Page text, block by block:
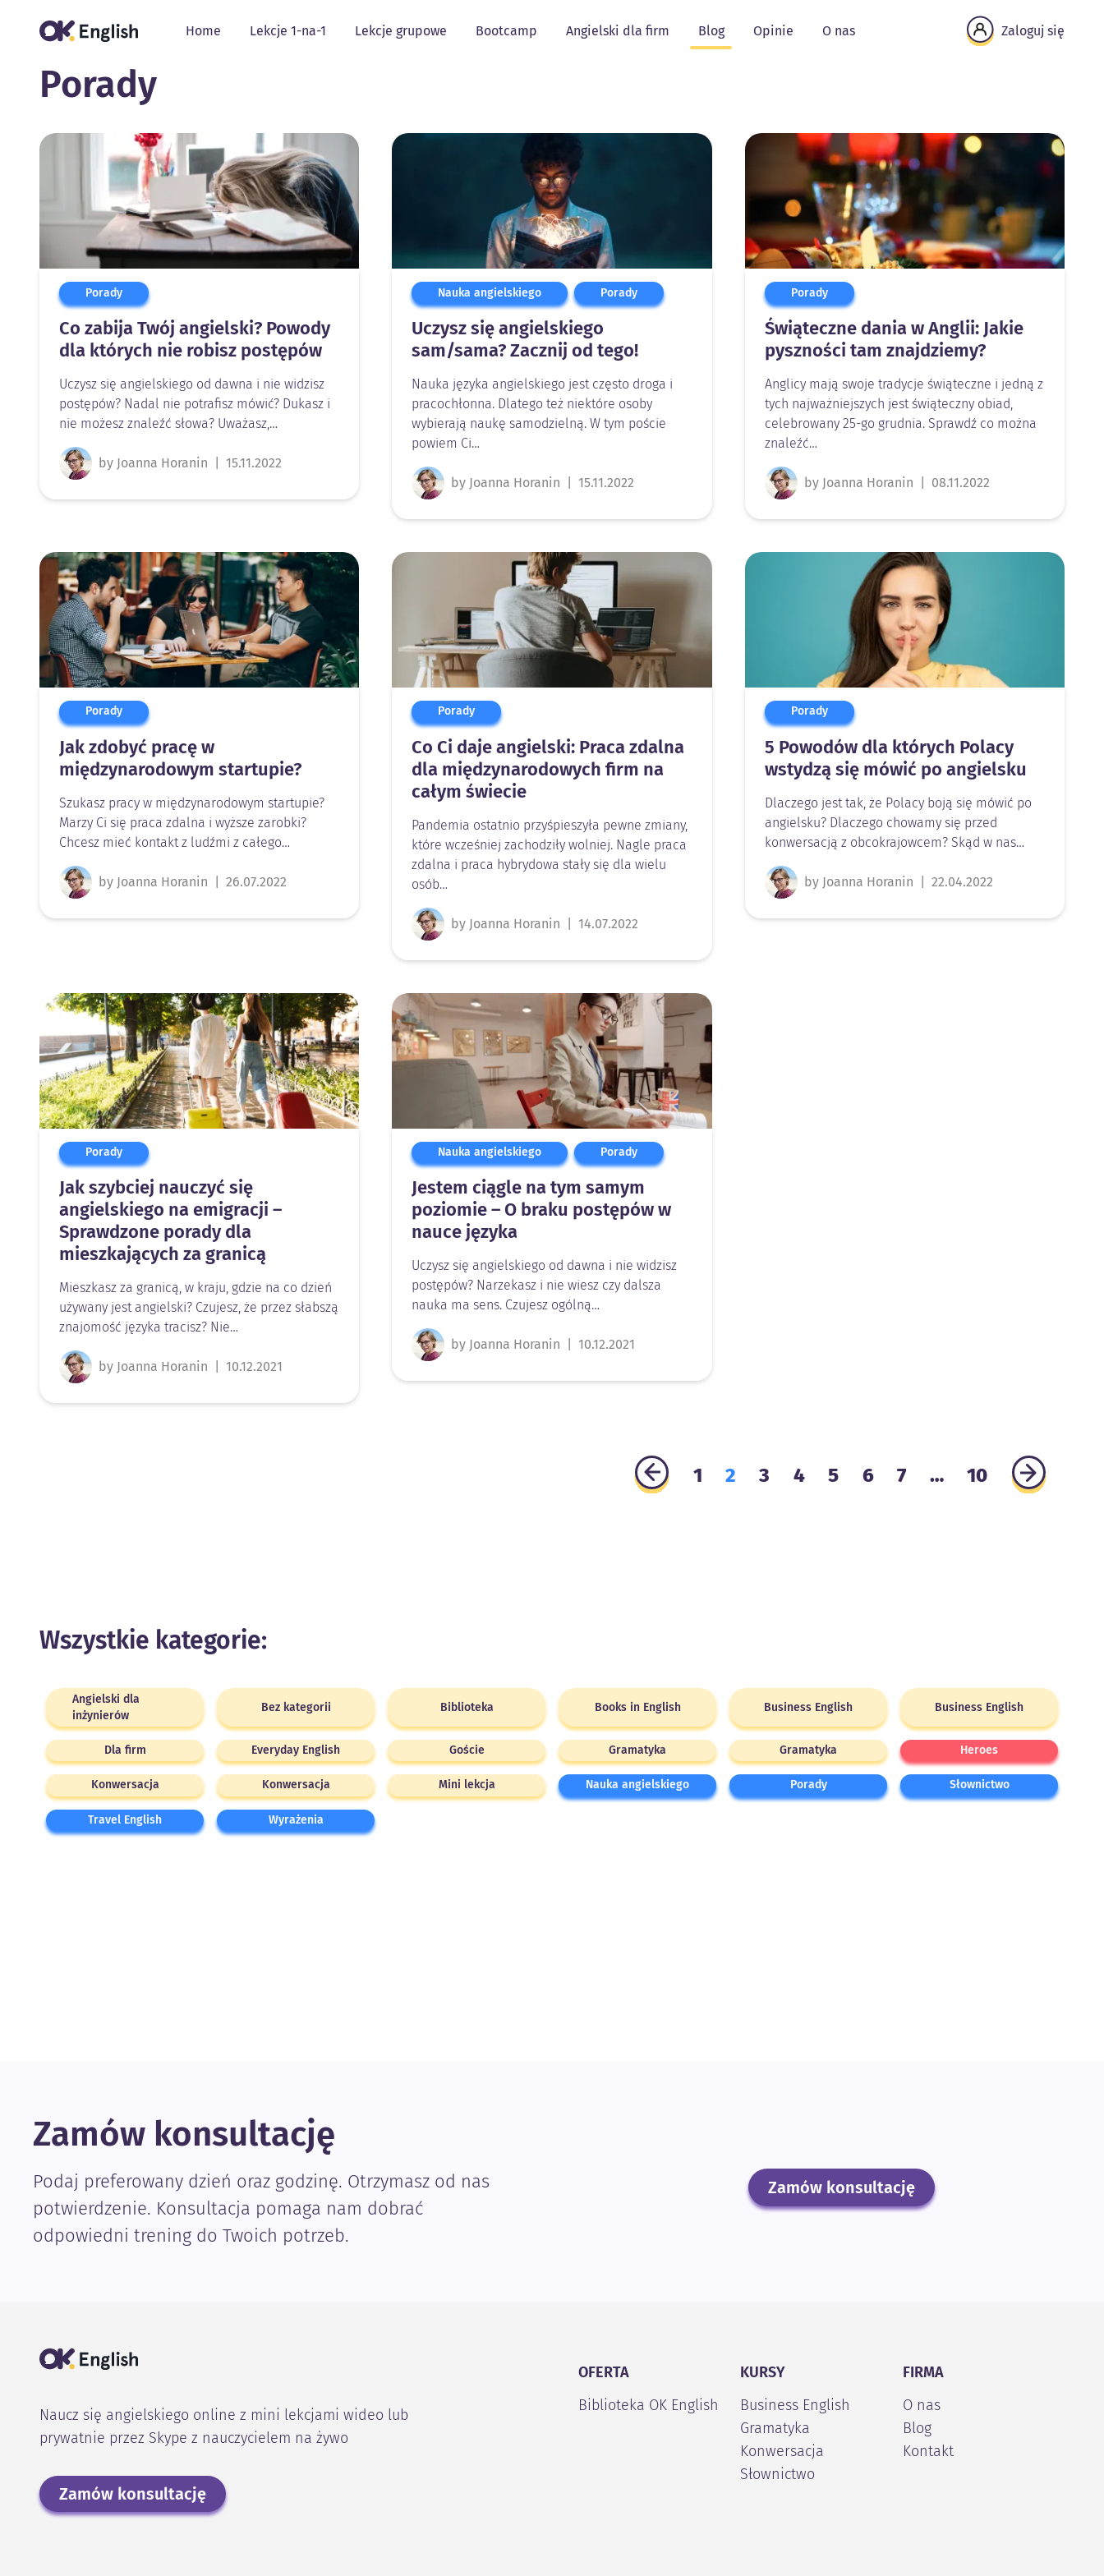
Home Lekcje 1-na-1 Lekcje grupowe Bootcamp Angielski dla firm Blog Opinie O nas Zaloguj się
Porady
Porady
Co zabija Twój angielski? Powody
dla których nie robisz postępów
Uczysz się angielskiego od dawna i nie widzisz
postępów? Nadal nie potrafisz mówić? Dukasz i
nie możesz znaleźć słowa? Uważasz,…
by Joanna Horanin 15.11.2022
Nauka angielskiego Porady
Uczysz się angielskiego
sam/sama? Zacznij od tego!
Nauka języka angielskiego jest często droga i
pracochłonna. Dlatego też niektóre osoby
wybierają naukę samodzielną. W tym poście
powiem Ci…
by Joanna Horanin 15.11.2022
Porady
Świąteczne dania w Anglii: Jakie
pyszności tam znajdziemy?
Anglicy mają swoje tradycje świąteczne i jedną z
tych najważniejszych jest świąteczny obiad,
celebrowany 25-go grudnia. Sprawdź co można
znaleźć…
by Joanna Horanin 08.11.2022
Porady
Jak zdobyć pracę w
międzynarodowym startupie?
Szukasz pracy w międzynarodowym startupie?
Marzy Ci się praca zdalna i wyższe zarobki?
Chcesz mieć kontakt z ludźmi z całego…
by Joanna Horanin 26.07.2022
Porady
Co Ci daje angielski: Praca zdalna
dla międzynarodowych firm na
całym świecie
Pandemia ostatnio przyśpieszyła pewne zmiany,
które wcześniej zachodziły wolniej. Nagle praca
zdalna i praca hybrydowa stały się dla wielu
osób…
by Joanna Horanin 14.07.2022
Porady
5 Powodów dla których Polacy
wstydzą się mówić po angielsku
Dlaczego jest tak, że Polacy boją się mówić po
angielsku? Dlaczego chowamy się przed
konwersacją z obcokrajowcem? Skąd w nas…
by Joanna Horanin 22.04.2022
Porady
Jak szybciej nauczyć się
angielskiego na emigracji –
Sprawdzone porady dla
mieszkających za granicą
Mieszkasz za granicą, w kraju, gdzie na co dzień
używany jest angielski? Czujesz, że przez słabszą
znajomość języka tracisz? Nie…
by Joanna Horanin 10.12.2021
Nauka angielskiego Porady
Jestem ciągle na tym samym
poziomie – O braku postępów w
nauce języka
Uczysz się angielskiego od dawna i nie widzisz
postępów? Narzekasz i nie wiesz czy dalsza
nauka ma sens. Czujesz ogólną…
by Joanna Horanin 10.12.2021
1 2 3 4 5 6 7 … 10
Wszystkie kategorie:
Angielski dla
inżynierów
Bez kategorii Biblioteka Books in English Business English Business English
Dla firm Everyday English Goście Gramatyka Gramatyka Heroes
Konwersacja Konwersacja Mini lekcja Nauka angielskiego Porady Słownictwo
Travel English Wyrażenia
Zamów konsultację
Podaj preferowany dzień oraz godzinę. Otrzymasz od nas
potwierdzenie. Konsultacja pomaga nam dobrać
odpowiedni trening do Twoich potrzeb.
Zamów konsultację
Naucz się angielskiego online z mini lekcjami wideo lub
prywatnie przez Skype z nauczycielem na żywo
Zamów konsultację
OFERTA
Biblioteka OK English
KURSY
Business English
Gramatyka
Konwersacja
Słownictwo
FIRMA
O nas
Blog
Kontakt